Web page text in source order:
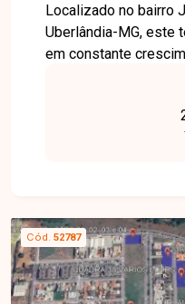
Localizado no bairro
Uberlândia-MG, este
em constante
próximo a
comércios e
praticidade e
construção de um
investimento,
aproveitamento e
valorização em uma
Cód. 52787